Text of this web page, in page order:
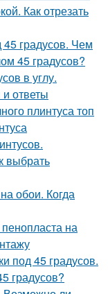
Как отрезать
градусов. Чем
45 градусов?
в углу.
ответы
плинтуса топ
выбрать
обои. Когда
на
под 45 градусов.
градусов?